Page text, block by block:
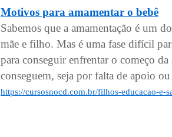
Motivos para amamentar o bebê
Sabemos que a amamentação é um
mãe e filho. Mas é uma fase difícil
para conseguir enfrentar o começo
conseguem, seja por falta de apoio
https://cursosnocd.com.br/filhos-educacao-e-